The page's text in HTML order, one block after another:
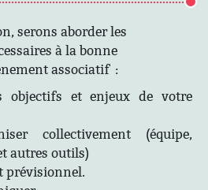
serons aborder les
à la bonne
associatif :
objectifs et enjeux de votre
collectivement (équipe,
autres outils)
prévisionnel.